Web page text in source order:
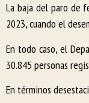
La baja del paro de
2023, cuando el
En todo caso, el
30.845 personas
En términos